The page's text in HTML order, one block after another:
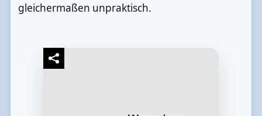
gleichermaßen unpraktisch.